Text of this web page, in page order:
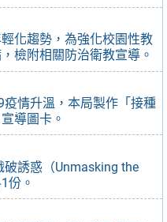
化趨勢，為強化校園性教
檢附相關防治衛教宣導。
疫情升溫，本局製作「接種
導圖卡。
誘惑（Unmasking the
份。